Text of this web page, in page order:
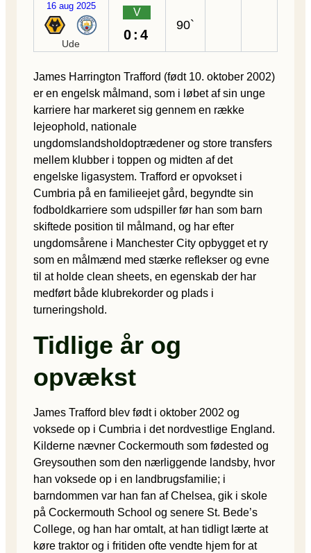
16 aug 2025
Ude
V
0:4
90`
James Harrington Trafford (født 10. oktober 2002)
er en engelsk målmand, som i løbet af sin unge
karriere har markeret sig gennem en række
lejeophold, nationale
ungdomslandsholdoptrædener og store transfers
mellem klubber i toppen og midten af det
engelske ligasystem. Trafford er opvokset i
Cumbria på en familieejet gård, begyndte sin
fodboldkarriere som udspiller før han som barn
skiftede position til målmand, og har efter
ungdomsårene i Manchester City opbygget et ry
som en målmænd med stærke reflekser og evne
til at holde clean sheets, en egenskab der har
medført både klubrekorder og plads i
turneringshold.
Tidlige år og
opvækst
James Trafford blev født i oktober 2002 og
voksede op i Cumbria i det nordvestlige England.
Kilderne nævner Cockermouth som fødested og
Greysouthen som den nærliggende landsby, hvor
han voksede op i en landbrugsfamilie; i
barndommen var han fan af Chelsea, gik i skole
på Cockermouth School og senere St. Bede’s
College, og han har omtalt, at han tidligt lærte at
køre traktor og i fritiden ofte vendte hjem for at